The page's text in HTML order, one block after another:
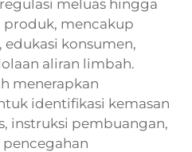
meluas hingga
mencakup
konsumen,
aliran limbah.
menerapkan
identifikasi kemasan
instruksi pembuangan,